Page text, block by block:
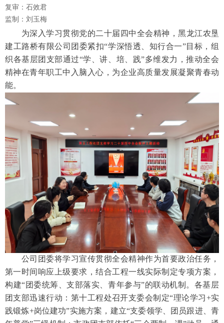
为深入学习贯彻党的二十届四中全会精神，黑龙江农垦
建工路桥有限公司团委紧扣“学深悟透、知行合一”目标，组
织各基层团支部通过“学、讲、培、践”多维发力，推动全会
精神在青年职工中入脑入心，为企业高质量发展凝聚青春动
能。
公司团委将学习宣传贯彻全会精神作为首要政治任务，
第一时间响应上级要求，结合工程一线实际制定专项方案，
构建“团委统筹、支部落实、青年参与”的联动机制。各基层
团支部迅速行动：第十工程处召开支委会制定“理论学习+实
践锻炼+岗位建功”实施方案，建立“支委领学、团员跟进、青
复审：石效君
监制：刘玉梅